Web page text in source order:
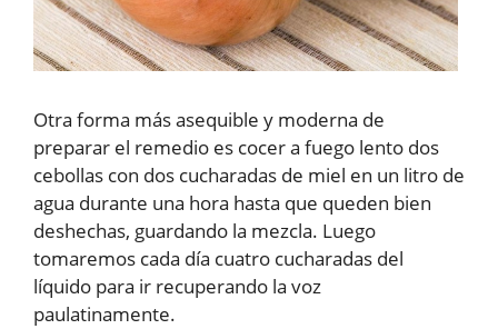
Otra forma más asequible y moderna de
preparar el remedio es cocer a fuego lento dos
cebollas con dos cucharadas de miel en un litro de
agua durante una hora hasta que queden bien
deshechas, guardando la mezcla. Luego
tomaremos cada día cuatro cucharadas del
líquido para ir recuperando la voz
paulatinamente.